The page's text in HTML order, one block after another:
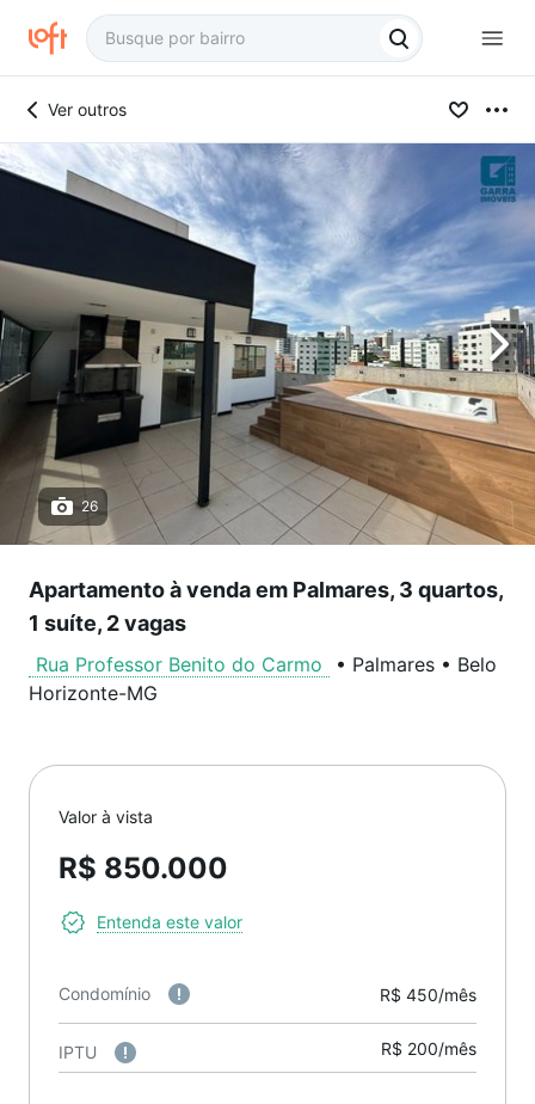
Ver outros
26
Apartamento à venda em Palmares, 3 quartos,
1 suíte, 2 vagas
Rua Professor Benito do Carmo • Palmares • Belo
Horizonte-MG
Valor à vista
R$ 850.000
Entenda este valor
Condomínio R$ 450/mês
IPTU R$ 200/mês